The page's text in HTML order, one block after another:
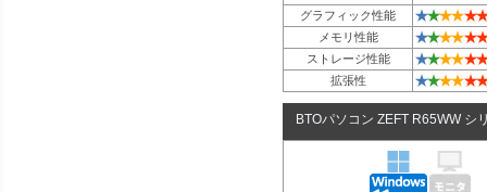
グラフィック性能 ★★★★★★
メモリ性能 ★★★★★★
ストレージ性能 ★★★★★★
拡張性 ★★★★★★
BTOパソコン ZEFT R65WW シ